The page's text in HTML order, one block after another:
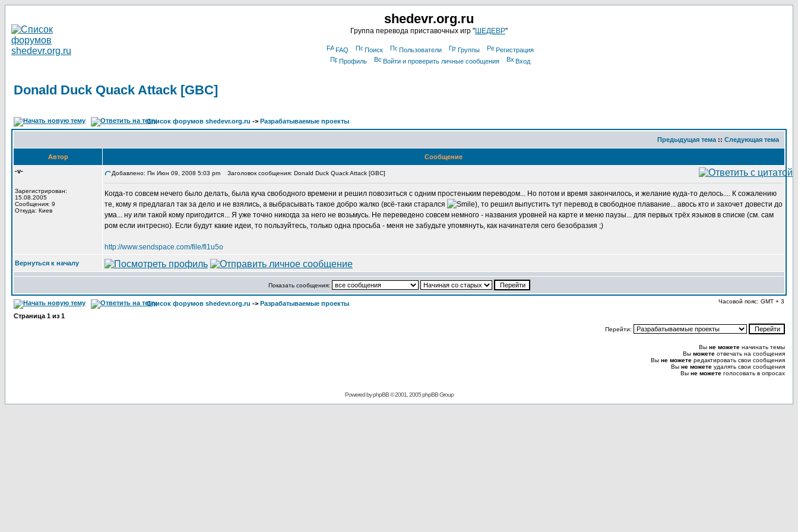
shedevr.org.ru
Группа перевода приставочных игр "ШЕДЕВР"
FAQ Поиск Пользователи Группы
Регистрация
Профиль
Войти и проверить личные сообщения Вход
Donald Duck Quack Attack [GBC]
Список форумов shedevr.org.ru -> Разрабатываемые проекты
Предыдущая тема :: Следующая тема
Автор
Сообщение
-v-
Зарегистрирован:
15.08.2005
Сообщения: 9
Откуда: Киев
Добавлено: Пн Июн 09, 2008 5:03 pm Заголовок сообщения: Donald Duck Quack Attack [GBC]
Когда-то совсем нечего было делать, была куча свободного времени и решил повозиться с одним простеньким переводом... Но потом и время закончилось, и желание куда-то делось.... К сожалению
те, кому я предлагал так за дело и не взялись, а выбрасывать такое добро жалко (всё-таки старался
), то решил выпустить тут перевод в свободное плавание... авось кто и захочет довести до
ума... ну или такой кому пригодится... Я уже точно никогда за него не возьмусь. Не переведено совсем немного - названия уровней на карте и меню паузы... для первых трёх языков в списке (см. сам
ром если интресно). Если будут какие идеи, то пользуйтесь, только одна просьба - меня не забудьте упомянуть, как начинателя сего безобразия ;)
http://www.sendspace.com/file/fl1u5o
Вернуться к началу
Показать сообщения:
Список форумов shedevr.org.ru -> Разрабатываемые проекты Часовой пояс: GMT + 3
Страница 1 из 1
Перейти:
Вы не можете начинать темы
Вы можете отвечать на сообщения
Вы не можете редактировать свои сообщения
Вы не можете удалять свои сообщения
Вы не можете голосовать в опросах
Powered byphpBB© 2001, 2005 phpBB Group